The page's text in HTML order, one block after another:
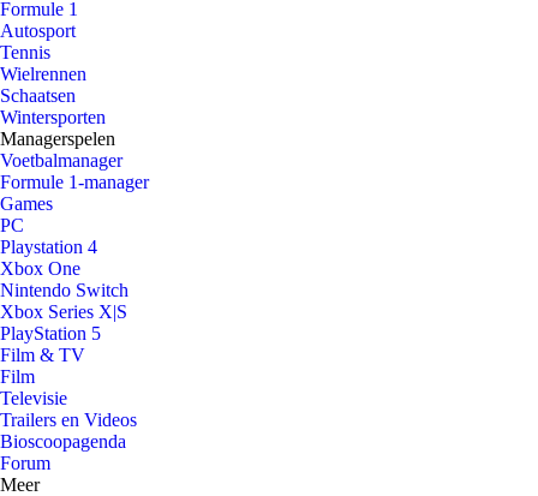
Formule 1
Autosport
Tennis
Wielrennen
Schaatsen
Wintersporten
Managerspelen
Voetbalmanager
Formule 1-manager
Games
PC
Playstation 4
Xbox One
Nintendo Switch
Xbox Series X|S
PlayStation 5
Film & TV
Film
Televisie
Trailers en Videos
Bioscoopagenda
Forum
Meer